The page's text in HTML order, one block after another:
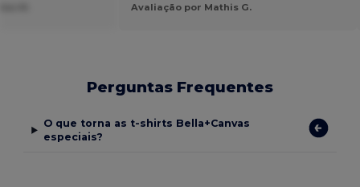
Avaliação por Mathis G.
Perguntas Frequentes
O que torna as t-shirts Bella+Canvas
especiais?